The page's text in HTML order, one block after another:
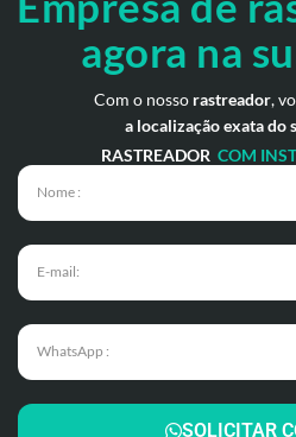
agora na
Com o nosso rastreador,
a localização exata do
RASTREADOR COM
SOLICITAR